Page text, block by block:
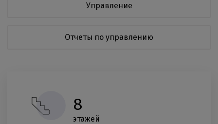
Управление
Отчеты по управлению
8
этажей